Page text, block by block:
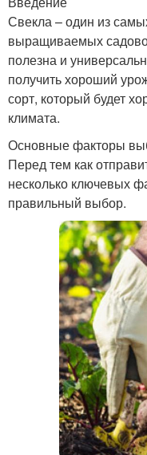
Свекла – один из
выращиваемых
полезна и
получить хороший
сорт, который будет
климата.
Основные факторы
Перед тем как
несколько ключевых
правильный выбор.